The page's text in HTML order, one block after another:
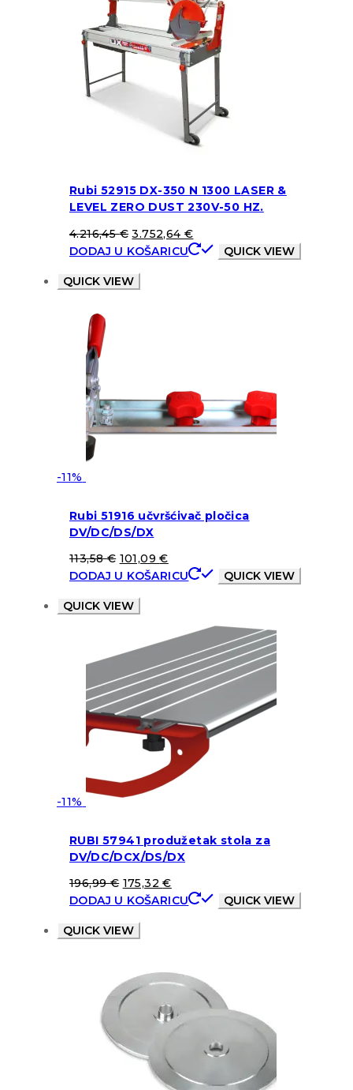
Rubi 52915 DX-350 N 1300 LASER &
LEVEL ZERO DUST 230V-50 HZ.
4.216,45€ 3.752,64€
DODAJ U KOŠARICU
QUICK VIEW
QUICK VIEW
-11%
Rubi 51916 učvršćivač pločica
DV/DC/DS/DX
113,58€ 101,09€
DODAJ U KOŠARICU
QUICK VIEW
QUICK VIEW
-11%
RUBI 57941 produžetak stola za
DV/DC/DCX/DS/DX
196,99€ 175,32€
DODAJ U KOŠARICU
QUICK VIEW
QUICK VIEW